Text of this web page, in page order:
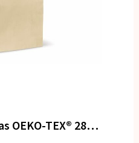
Schoudertas canvas OEKO-TEX® 280g/m² 45x10x33cm